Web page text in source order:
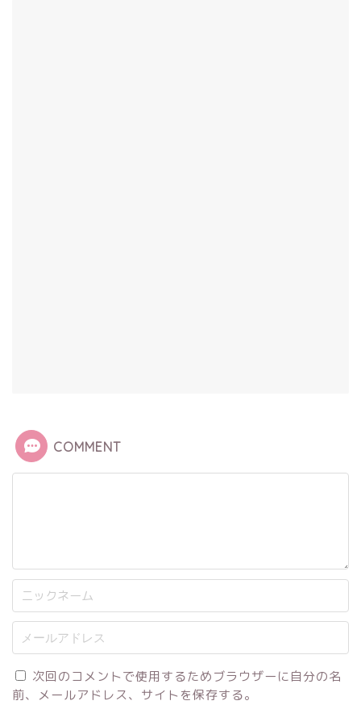
COMMENT
次回のコメントで使用するためブラウザーに自分の名
前、メールアドレス、サイトを保存する。